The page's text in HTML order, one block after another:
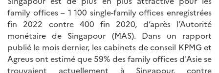
family offices – 1 100 single-family offices enregistrées
fin 2022 contre 400 fin 2020, d’après l’Autorité
monétaire de Singapour (MAS). Dans un rapport
publié le mois dernier, les cabinets de conseil KPMG et
Agreus ont estimé que 59% des family offices d'Asie se
trouvaient actuellement à Singapour, contre